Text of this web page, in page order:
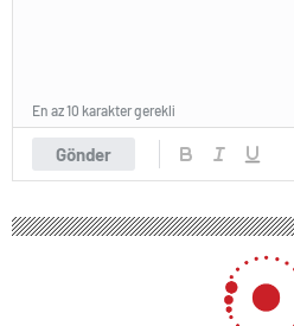
Gönder
En az 10 karakter gerekli